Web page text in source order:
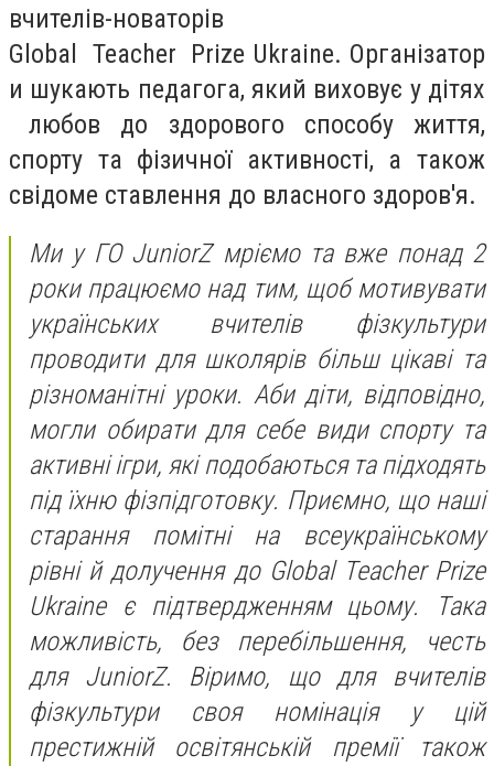
вчителів-новаторів
Global Teacher Prize Ukraine. Організатор
и шукають педагога, який виховує у дітях
любов до здорового способу життя,
спорту та фізичної активності, а також
свідоме ставлення до власного здоров'я.
Ми у ГО JuniorZ мріємо та вже понад 2
роки працюємо над тим, щоб мотивувати
українських вчителів фізкультури
проводити для школярів більш цікаві та
різноманітні уроки. Аби діти, відповідно,
могли обирати для себе види спорту та
активні ігри, які подобаються та підходять
під їхню фізпідготовку. Приємно, що наші
старання помітні на всеукраїнському
рівні й долучення до Global Teacher Prize
Ukraine є підтвердженням цьому. Така
можливість, без перебільшення, честь
для JuniorZ. Віримо, що для вчителів
фізкультури своя номінація у цій
престижній освітянській премії також